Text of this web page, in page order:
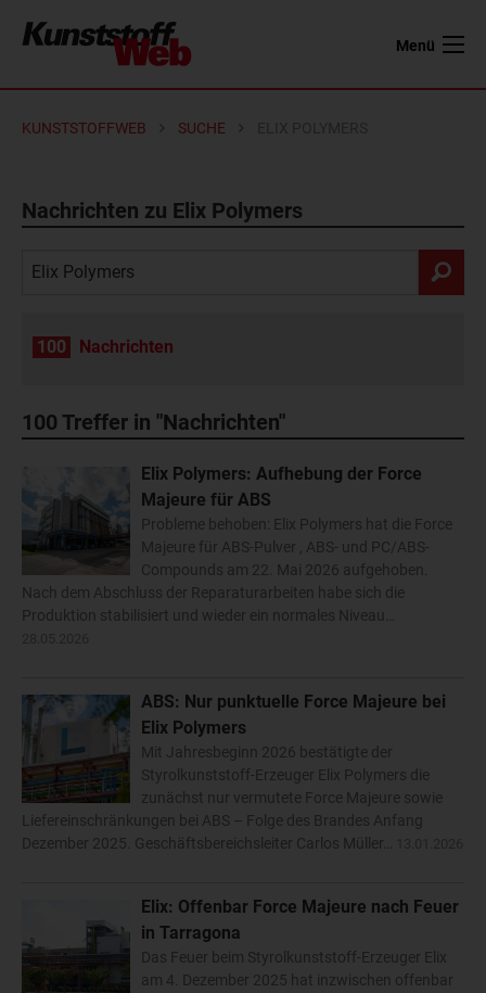
Menü
KUNSTSTOFFWEB SUCHE
Nachrichten zu Elix Polymers
100 Nachrichten
100 Treffer in "Nachrichten"
Elix Polymers: Aufhebung der Force
Majeure für ABS
Probleme behoben: Elix Polymers hat die Force
Majeure für ABS-Pulver , ABS- und PC/ABS-
Compounds am 22. Mai 2026 aufgehoben.
Nach dem Abschluss der Reparaturarbeiten habe sich die
Produktion stabilisiert und wieder ein normales Niveau…
ABS: Nur punktuelle Force Majeure bei
Elix Polymers
Mit Jahresbeginn 2026 bestätigte der
Styrolkunststoff-Erzeuger Elix Polymers die
zunächst nur vermutete Force Majeure sowie
Liefereinschränkungen bei ABS – Folge des Brandes Anfang
Dezember 2025. Geschäftsbereichsleiter Carlos Müller…
Elix: Offenbar Force Majeure nach Feuer
in Tarragona
Das Feuer beim Styrolkunststoff-Erzeuger Elix
am 4. Dezember 2025 hat inzwischen offenbar